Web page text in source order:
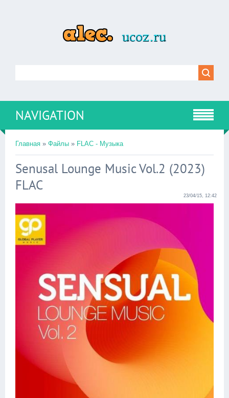
NAVIGATION
Главная » Файлы » FLAC - Музыка
Senusal Lounge Music Vol.2 (2023)
FLAC
23/04/15, 12:42